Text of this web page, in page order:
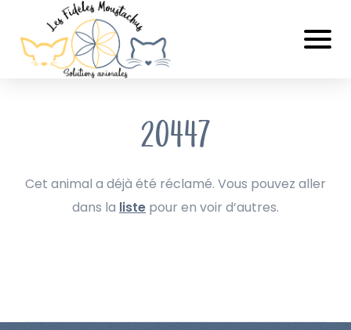
20447
Cet animal a déjà été réclamé. Vous pouvez aller
dans la liste pour en voir d’autres.